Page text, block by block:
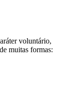
voluntário,
muitas formas: